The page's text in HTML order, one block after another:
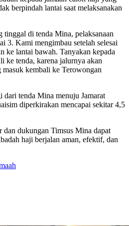
berpindah lantai saat melaksanakan
di tenda Mina, pelaksanaan
3. Kami mengimbau setelah selesai
ke lantai bawah. Tanyakan kepada
ke tenda, karena jalurnya akan
kembali ke Terowongan
dari tenda Mina menuju Jamarat
diperkirakan mencapai sekitar 4,5
dan dukungan Timsus Mina dapat
haji berjalan aman, efektif, dan